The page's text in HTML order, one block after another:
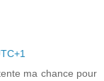
ma chance pour